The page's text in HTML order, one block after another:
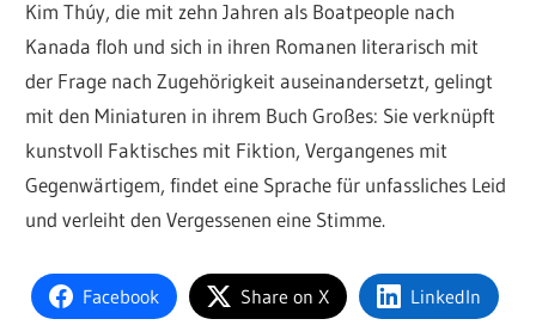
Kim Thúy, die mit zehn Jahren als Boatpeople nach
Kanada floh und sich in ihren Romanen literarisch mit
der Frage nach Zugehörigkeit auseinandersetzt, gelingt
mit den Miniaturen in ihrem Buch Großes: Sie verknüpft
kunstvoll Faktisches mit Fiktion, Vergangenes mit
Gegenwärtigem, findet eine Sprache für unfassliches Leid
und verleiht den Vergessenen eine Stimme.
Facebook Share on X LinkedIn